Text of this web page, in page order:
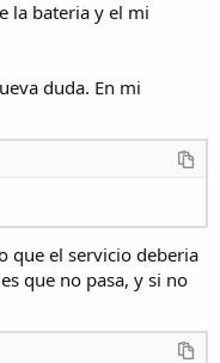
la bateria y el mi
duda. En mi
que el servicio deberia
que no pasa, y si no